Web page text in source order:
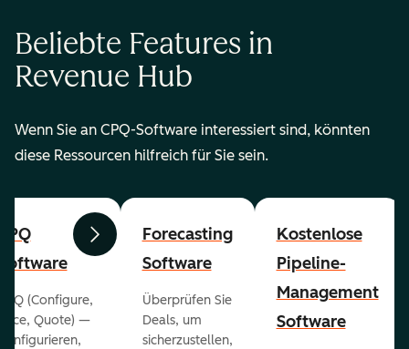
Beliebte Features in
Revenue Hub
Wenn Sie an CPQ-Software interessiert sind, könnten
diese Ressourcen hilfreich für Sie sein.
ZurückWeiter
(Configure,
Quote) —
Forecasting
Software
Überprüfen Sie
Deals, um
sicherzustellen,
Kostenlose
Pipeline-
Management
Software